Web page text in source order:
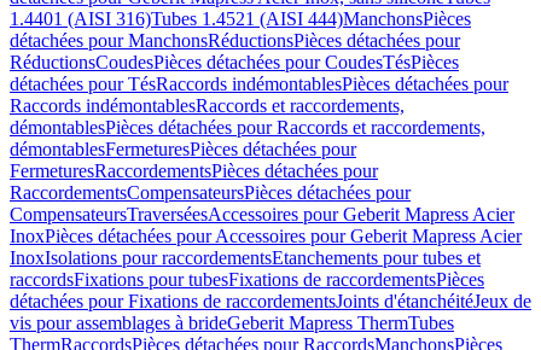
1.4401 (AISI 316)Tubes 1.4521 (AISI 444)ManchonsPièces
détachées pour ManchonsRéductionsPièces détachées pour
RéductionsCoudesPièces détachées pour CoudesTésPièces
détachées pour TésRaccords indémontablesPièces détachées pour
Raccords indémontablesRaccords et raccordements,
démontablesPièces détachées pour Raccords et raccordements,
démontablesFermeturesPièces détachées pour
FermeturesRaccordementsPièces détachées pour
RaccordementsCompensateursPièces détachées pour
CompensateursTraverséesAccessoires pour Geberit Mapress Acier
InoxPièces détachées pour Accessoires pour Geberit Mapress Acier
InoxIsolations pour raccordementsEtanchements pour tubes et
raccordsFixations pour tubesFixations de raccordementsPièces
détachées pour Fixations de raccordementsJoints d'étanchéitéJeux de
vis pour assemblages à brideGeberit Mapress ThermTubes
ThermRaccordsPièces détachées pour RaccordsManchonsPièces